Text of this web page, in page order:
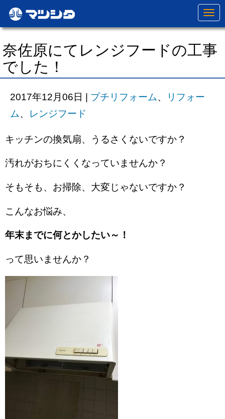
N
a
v
g
a
o
奈佐原にてレンジフードの工事
でした！
2017年12月06日 | プチリフォーム、
リフォー
ム、 レンジフード
キッチンの換気扇、うるさくないですか？
汚れがおちにくくなっていませんか？
そもそも、お掃除、大変じゃないですか？
こんなお悩み、
年末までに何とかしたい～！
って思いませんか？